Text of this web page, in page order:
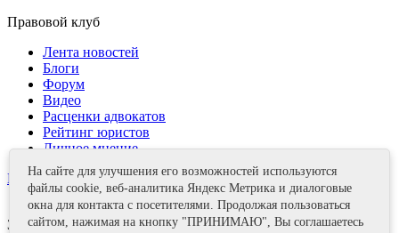
Правовой клуб
Лента новостей
Блоги
Форум
Видео
Расценки адвокатов
Рейтинг юристов
Личное мнение
Контакты
Задать вопрос
На сайте для улучшения его возможностей используются
файлы cookie, веб-аналитика Яндекс Метрика и диалоговые
окна для контакта с посетителями. Продолжая пользоваться
сайтом, нажимая на кнопку "ПРИНИМАЮ", Вы соглашаетесь